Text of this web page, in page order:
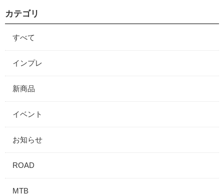
カテゴリ
すべて
インプレ
新商品
イベント
お知らせ
ROAD
MTB